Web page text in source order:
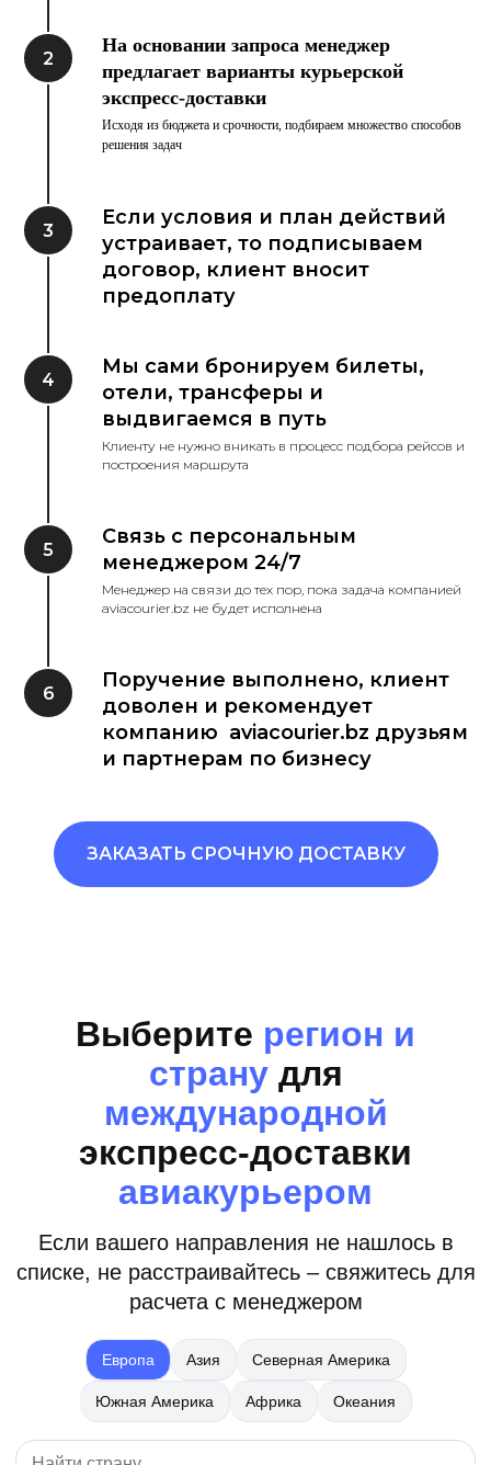
На основании запроса менеджер
предлагает варианты курьерской
экспресс-доставки
Исходя из бюджета и срочности, подбираем множество способов
решения задач
Если условия и план действий
устраивает, то подписываем
договор, клиент вносит
предоплату
Мы сами бронируем билеты,
отели, трансферы и
выдвигаемся в путь
Клиенту не нужно вникать в процесс подбора рейсов и
построения маршрута
Связь с персональным
менеджером 24/7
Менеджер на связи до тех пор, пока задача компанией
aviacourier.bz не будет исполнена
Поручение выполнено, клиент
доволен и рекомендует
компанию aviacourier.bz друзьям
и партнерам по бизнесу
ЗАКАЗАТЬ СРОЧНУЮ ДОСТАВКУ
Выберите регион и
странудля
международной
экспресс-доставки
авиакурьером
Если вашего направления не нашлось в
списке, не расстраивайтесь – свяжитесь для
расчета с менеджером
Европа Азия Северная Америка
Южная Америка Африка Океания